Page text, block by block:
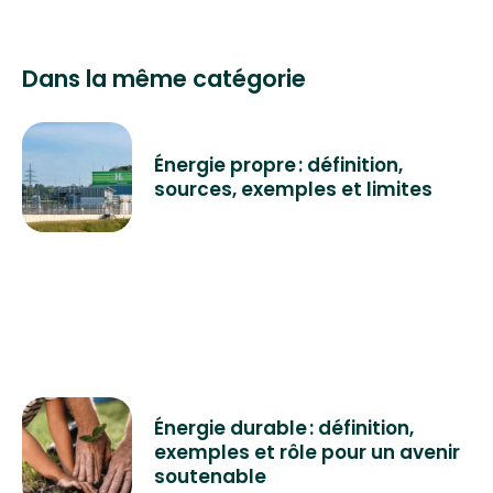
Dans la même catégorie
Énergie propre : définition,
sources, exemples et limites
Énergie durable : définition,
exemples et rôle pour un avenir
soutenable